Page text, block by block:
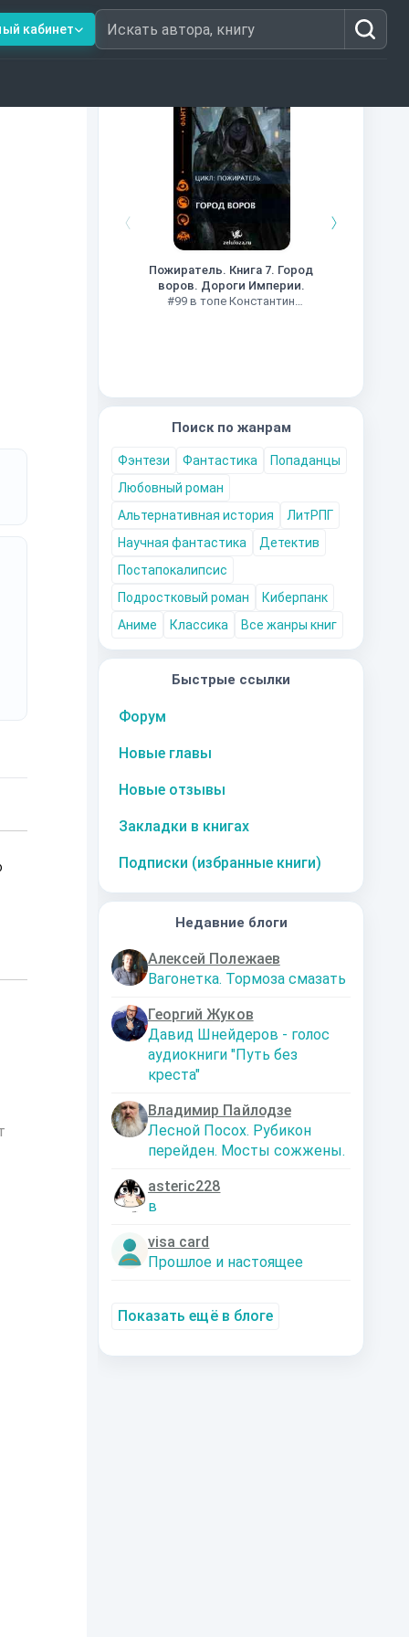
кабинет Искать автора, книгу
Книги из топ-100
Пожиратель. Книга 7. Город
воров. Дороги Империи.
#99 в топе Константин
Поиск по жанрам
Фэнтези Фантастика
Попаданцы
Любовный роман
Альтернативная история
ЛитРПГ
Научная фантастика
Детектив
Постапокалипсис
Подростковый роман
Киберпанк
Аниме
Классика Все жанры книг
Быстрые ссылки
Форум
Новые главы
Новые отзывы
Закладки в книгах
Подписки (избранные книги)
Недавние блоги
Алексей Полежаев
Вагонетка. Тормоза смазать
Георгий Жуков
Давид Шнейдеров - голос
аудиокниги "Путь без
креста"
Владимир Пайлодзе
Лесной Посох. Рубикон
перейден. Мосты сожжены.
asteric228
в
visa card
Прошлое и настоящее
Показать ещё в блоге